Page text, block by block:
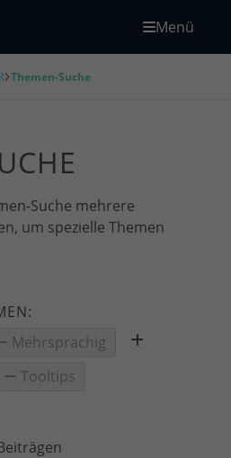
Menü
Themen-Suche
Suche mehrere
um spezielle Themen
Mehrsprachig
Tooltips